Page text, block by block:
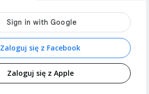
Zaloguj się z Facebook
Zaloguj się z Apple